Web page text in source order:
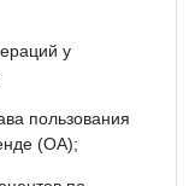
у
пользования
(ОА);